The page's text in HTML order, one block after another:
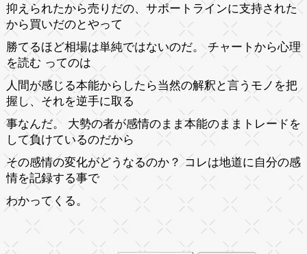
抑えられたから売りだの、サポートラインに支持された
から買いだのとやって
勝てるほど相場は単純ではないのだ。 チャートから心理
を読む ってのは
人間が感じる本能からしたら当然の解釈と言うモノを把
握し、それを逆手に取る
事なんだ。 大勢の者が感情のまま本能のままトレードを
して負けているのだから
その感情の変化がどうなるのか？ コレは地道に自分の感
情を記録する事で
わかってくる。